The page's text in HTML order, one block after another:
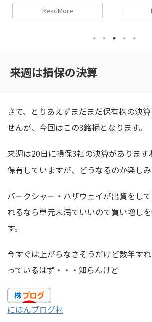
ました。 保有株としては、明治
HD、雪印メグミルク、キリン、
どの決算がありました。 先週に
くて投げたとかではなくて他に買
２０％減益 まずは、明治ホール
ディングスから見ていこうと思い
ReadMore
いて毎月
りがた
しまし
のオリオ
来週は損保の決算
さて、とりあえずまだまだ保有株の決
せんが、今回はこの3銘柄となります。
来週は20日に損保3社の決算がありま
保有していますが、どうなるのか楽しみ
バークシャー・ハザウェイが出資をし
れるなら単元未満でいいので買い増し
す。
今すぐは上がらなさそうだけど数年す
っているはず・・・知らんけど
にほんブログ村